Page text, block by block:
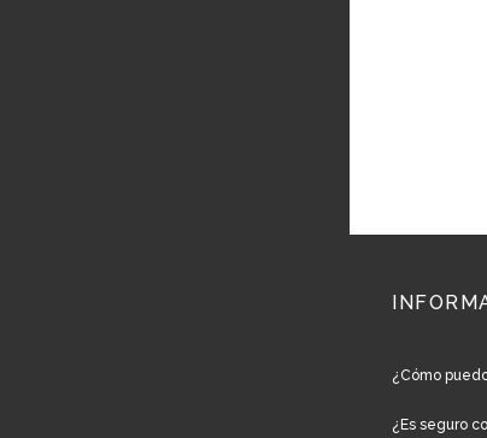
¿Cómo
¿Es seguro